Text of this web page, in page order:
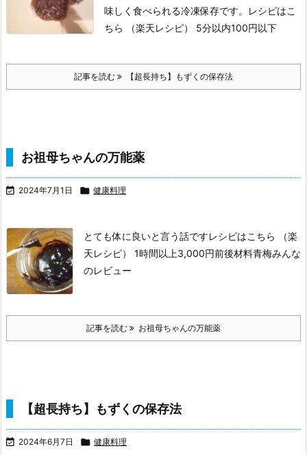
味しく食べられる冷凍保存です。
レシピはこ
ちら （楽天レシピ）
5分以内100円以下
記事を読む 【超長持ち】もずくの保存法
お祖母ちゃんの万能薬
 2024年7月1日  健康料理
とても体に良いと言う話ですレシピはこちら （楽
天レシピ）
1時間以上3,000円前後材料青梅みんな
のレビュー
記事を読む お祖母ちゃんの万能薬
【超長持ち】もずくの保存法
 2024年6月7日  健康料理